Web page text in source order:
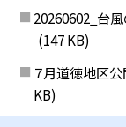
20260602_台
(147 KB)
７月道徳地区
KB)